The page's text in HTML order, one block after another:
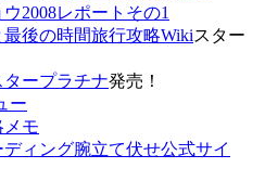
2008レポートその1
後の時間旅行攻略Wikiスター
ープラチナ発売！
ー
メモ
ィング腕立て伏せ公式サイ